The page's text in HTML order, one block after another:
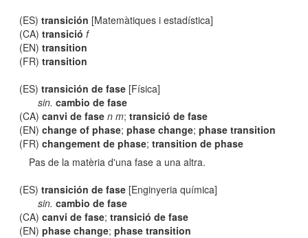
(ES)transición [Matemàtiques i estadística]
(CA)transició f
(EN)transition
(FR)transition
(ES)transición de fase [Física]
sin. cambio de fase
(CA)canvi de fase n m;transició de fase
(EN)change of phase;phase change;phase transition
(FR)changement de phase;transition de phase
Pas de la matèria d'una fase a una altra.
(ES)transición de fase [Enginyeria química]
sin. cambio de fase
(CA)canvi de fase;transició de fase
(EN)phase change;phase transition